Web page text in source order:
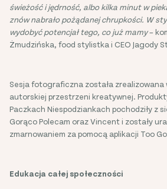
świeżość i jędrność, albo kilka minut w
znów nabrało pożądanej chrupkości. W
wydobyć potencjał tego, co już mamy–
Żmudzińska, food stylistka i CEO Jagody
Sesja fotograficzna została zrealizowana
autorskiej przestrzeni kreatywnej.
Paczkach Niespodziankach pochodziły z
Gorąco Polecam oraz Vincent i zostały
zmarnowaniem za pomocą aplikacji Too
Edukacja całej społeczności